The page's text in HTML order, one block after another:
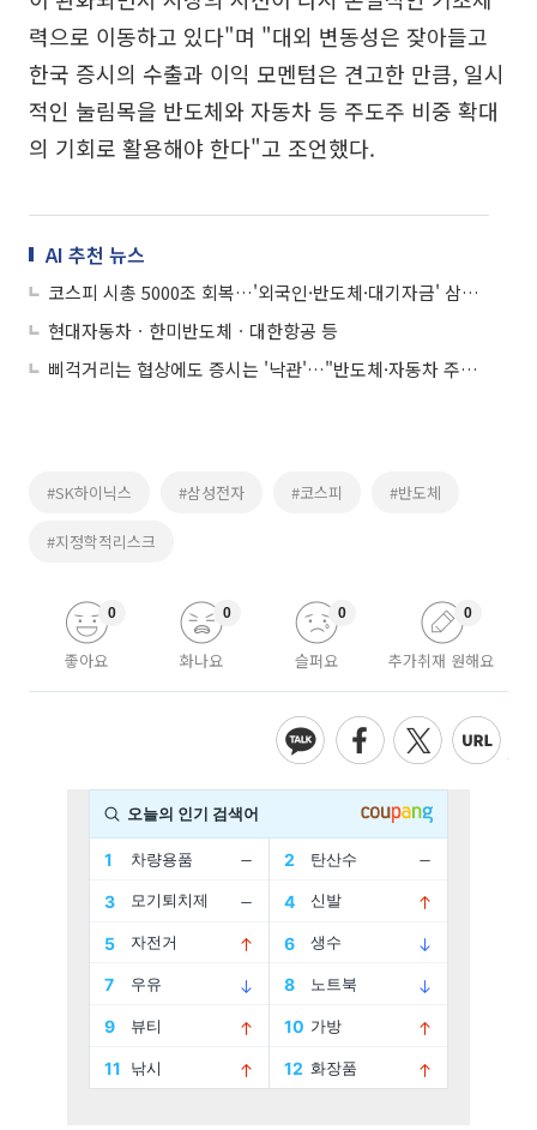
력으로 이동하고 있다"며 "대외 변동성은 잦아들고
한국 증시의 수출과 이익 모멘텀은 견고한 만큼, 일시
적인 눌림목을 반도체와 자동차 등 주도주 비중 확대
의 기회로 활용해야 한다"고 조언했다.
AI 추천 뉴스
코스피 시총 5000조 회복…'외국인·반도체·대기자금' 삼박자 견인
현대자동차ㆍ한미반도체ㆍ대한항공 등
삐걱거리는 협상에도 증시는 '낙관'…"반도체·자동차 주도주 비중 늘려야"
#SK하이닉스 #삼성전자 #코스피 #반도체
#지정학적리스크
좋아요
0
화나요
0
슬퍼요
0
추가취재 원해요
0